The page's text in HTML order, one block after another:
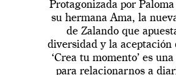
Protagonizada por
su hermana Ama, la
de Zalando que
diversidad y la aceptación
‘Crea tu momento’ es
para relacionarnos a